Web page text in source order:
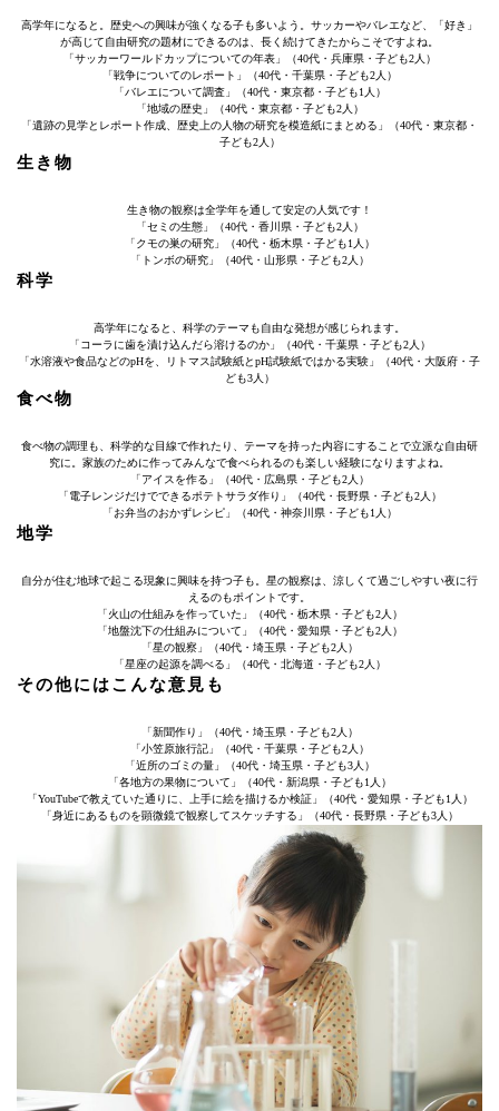
高学年になると。歴史への興味が強くなる子も多いよう。サッカーやバレエなど、「好き」
が高じて自由研究の題材にできるのは、長く続けてきたからこそですよね。
「サッカーワールドカップについての年表」（40代・兵庫県・子ども2人）
「戦争についてのレポート」（40代・千葉県・子ども2人）
「バレエについて調査」（40代・東京都・子ども1人）
「地域の歴史」（40代・東京都・子ども2人）
「遺跡の見学とレポート作成、歴史上の人物の研究を模造紙にまとめる」（40代・東京都・
子ども2人）
生き物
生き物の観察は全学年を通して安定の人気です！
「セミの生態」（40代・香川県・子ども2人）
「クモの巣の研究」（40代・栃木県・子ども1人）
「トンボの研究」（40代・山形県・子ども2人）
科学
高学年になると、科学のテーマも自由な発想が感じられます。
「コーラに歯を漬け込んだら溶けるのか」（40代・千葉県・子ども2人）
「水溶液や食品などのpHを、リトマス試験紙とpH試験紙ではかる実験」（40代・大阪府・子
ども3人）
食べ物
食べ物の調理も、科学的な目線で作れたり、テーマを持った内容にすることで立派な自由研
究に。家族のために作ってみんなで食べられるのも楽しい経験になりますよね。
「アイスを作る」（40代・広島県・子ども2人）
「電子レンジだけでできるポテトサラダ作り」（40代・長野県・子ども2人）
「お弁当のおかずレシピ」（40代・神奈川県・子ども1人）
地学
自分が住む地球で起こる現象に興味を持つ子も。星の観察は、涼しくて過ごしやすい夜に行
えるのもポイントです。
「火山の仕組みを作っていた」（40代・栃木県・子ども2人）
「地盤沈下の仕組みについて」（40代・愛知県・子ども2人）
「星の観察」（40代・埼玉県・子ども2人）
「星座の起源を調べる」（40代・北海道・子ども2人）
その他にはこんな意見も
「新聞作り」（40代・埼玉県・子ども2人）
「小笠原旅行記」（40代・千葉県・子ども2人）
「近所のゴミの量」（40代・埼玉県・子ども3人）
「各地方の果物について」（40代・新潟県・子ども1人）
「YouTubeで教えていた通りに、上手に絵を描けるか検証」（40代・愛知県・子ども1人）
「身近にあるものを顕微鏡で観察してスケッチする」（40代・長野県・子ども3人）